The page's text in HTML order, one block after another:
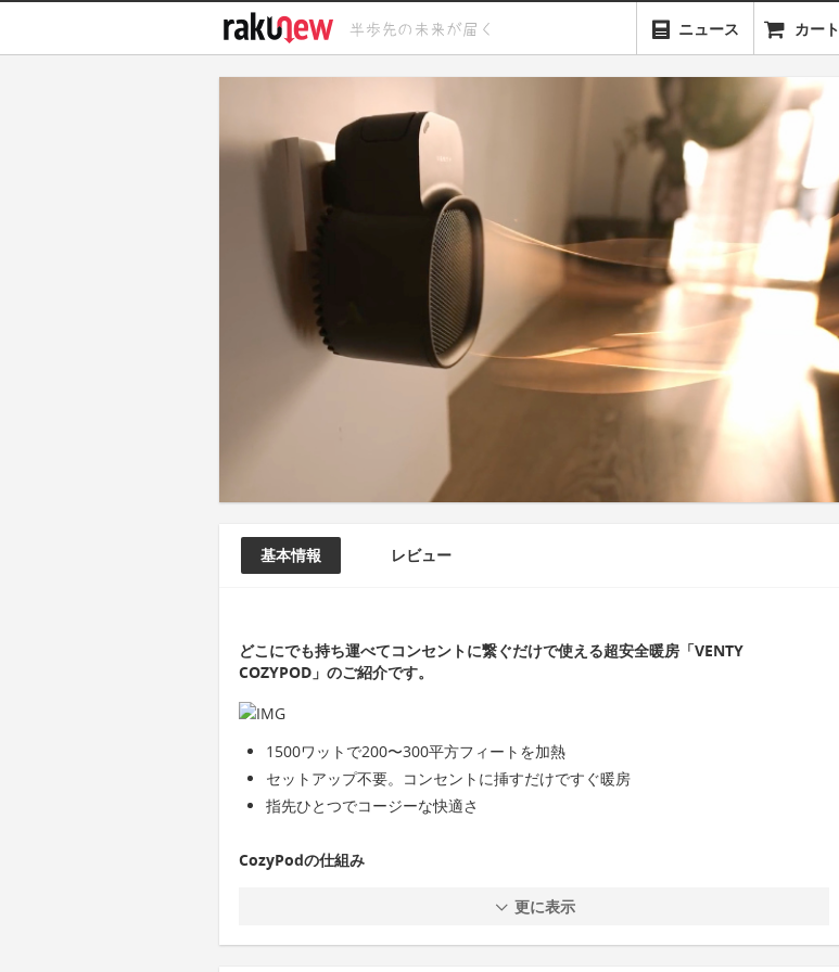
ニュース カート
基本情報 レビュー
どこにでも持ち運べてコンセントに繋ぐだけで使える超安全暖房「VENTY
COZYPOD」のご紹介です。
1500ワットで200〜300平方フィートを加熱
セットアップ不要。コンセントに挿すだけですぐ暖房
指先ひとつでコージーな快適さ
CozyPodの仕組み
更に表示